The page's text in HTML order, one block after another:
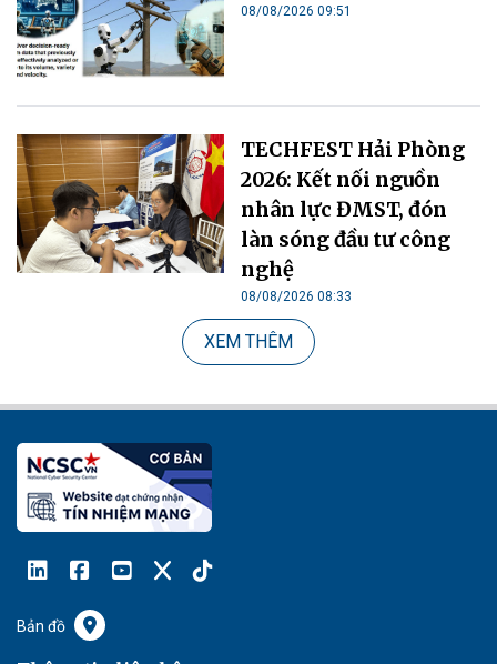
08/08/2026 09:51
TECHFEST Hải Phòng
2026: Kết nối nguồn
nhân lực ĐMST, đón
làn sóng đầu tư công
nghệ
08/08/2026 08:33
XEM THÊM
Bản đồ